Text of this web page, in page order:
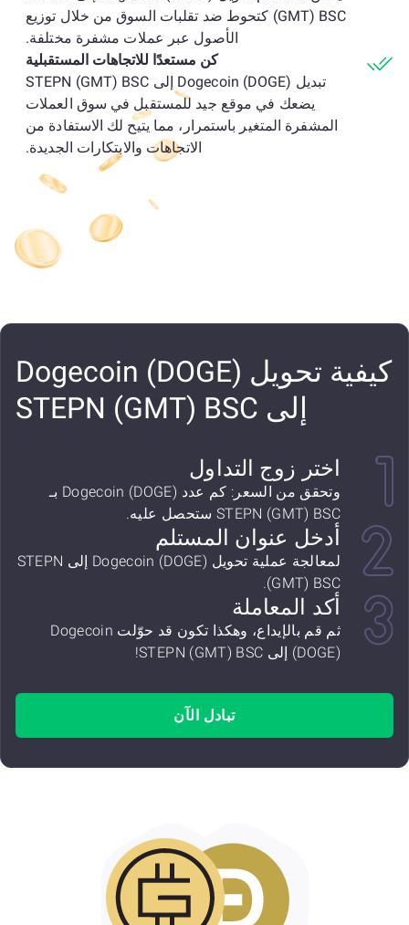
(GMT) BSC كتحوط ضد تقلبات السوق من خلال توزيع
الأصول عبر عملات مشفرة مختلفة.
كن مستعدًا للاتجاهات المستقبلية
تبديل Dogecoin (DOGE) إلى STEPN (GMT) BSC
يضعك في موقع جيد للمستقبل في سوق العملات
المشفرة المتغير باستمرار، مما يتيح لك الاستفادة من
الاتجاهات والابتكارات الجديدة.
كيفية تحويل Dogecoin (DOGE)
إلى STEPN (GMT) BSC
اختر زوج التداول
وتحقق من السعر: كم عدد Dogecoin (DOGE) بـ
STEPN (GMT) BSC ستحصل عليه.
أدخل عنوان المستلم
لمعالجة عملية تحويل Dogecoin (DOGE) إلى STEPN
(GMT) BSC.
أكد المعاملة
ثم قم بالإيداع، وهكذا تكون قد حوّلت Dogecoin
(DOGE) إلى STEPN (GMT) BSC!
تبادل الآن